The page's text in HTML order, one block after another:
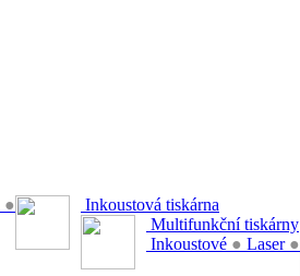
●
Inkoustová tiskárna
Multifunkční tiskárny
Inkoustové ● Laser ●